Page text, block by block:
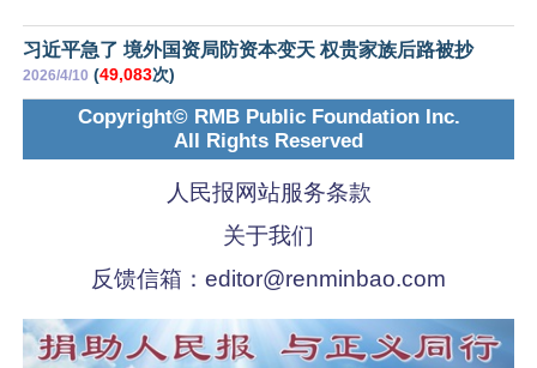
习近平急了 境外国资局防资本变天 权贵家族后路被抄
2026/4/10 (49,083次)
Copyright© RMB Public Foundation Inc.
All Rights Reserved
人民报网站服务条款
关于我们
反馈信箱： editor@renminbao.com